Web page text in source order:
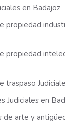
en Badajoz
propiedad
propiedad
traspaso
Judiciales en
de arte y